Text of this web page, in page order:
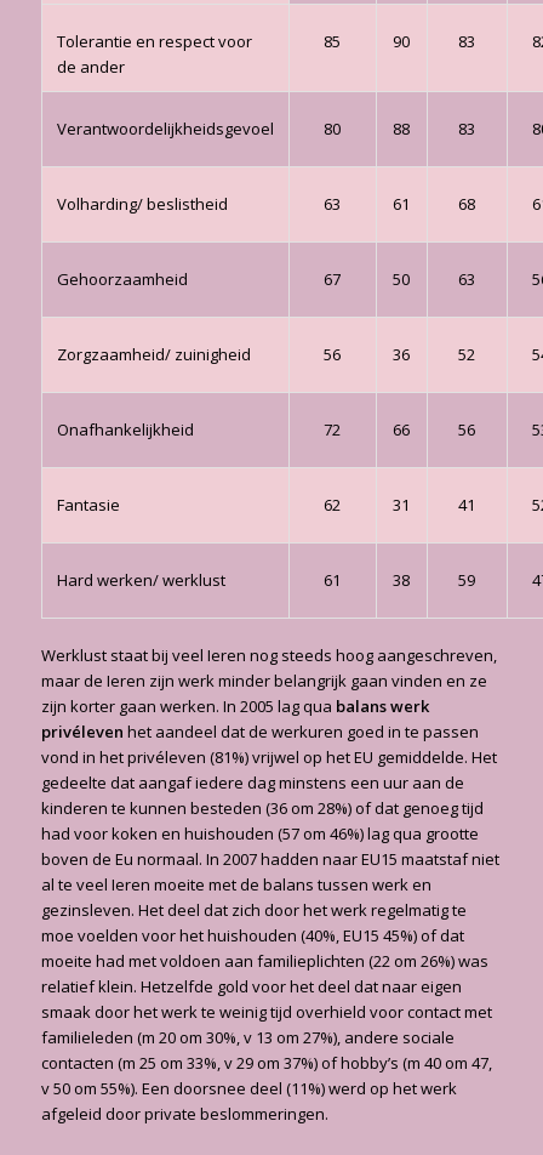
Tolerantie en respect voor
de ander
85 90 83
Verantwoordelijkheidsgevoel 80 88 83
Volharding/ beslistheid 63 61 68
Gehoorzaamheid 67 50 63
Zorgzaamheid/ zuinigheid 56 36 52
Onafhankelijkheid 72 66 56
Fantasie 62 31 41
Hard werken/ werklust 61 38 59
Werklust staat bij veel Ieren nog steeds hoog aangeschreven,
maar de Ieren zijn werk minder belangrijk gaan vinden en ze
zijn korter gaan werken. In 2005 lag qua balans werk
privéleven het aandeel dat de werkuren goed in te passen
vond in het privéleven (81%) vrijwel op het EU gemiddelde. Het
gedeelte dat aangaf iedere dag minstens een uur aan de
kinderen te kunnen besteden (36 om 28%) of dat genoeg tijd
had voor koken en huishouden (57 om 46%) lag qua grootte
boven de Eu normaal. In 2007 hadden naar EU15 maatstaf niet
al te veel Ieren moeite met de balans tussen werk en
gezinsleven. Het deel dat zich door het werk regelmatig te
moe voelden voor het huishouden (40%, EU15 45%) of dat
moeite had met voldoen aan familieplichten (22 om 26%) was
relatief klein. Hetzelfde gold voor het deel dat naar eigen
smaak door het werk te weinig tijd overhield voor contact met
familieleden (m 20 om 30%, v 13 om 27%), andere sociale
contacten (m 25 om 33%, v 29 om 37%) of hobby’s (m 40 om 47,
v 50 om 55%). Een doorsnee deel (11%) werd op het werk
afgeleid door private beslommeringen.